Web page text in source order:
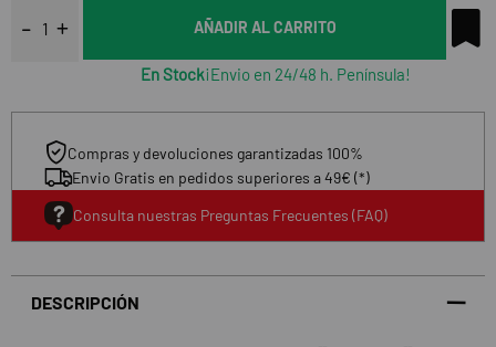
AÑADIR AL CARRITO
En Stock¡Envio en 24/48 h. Península!
Compras y devoluciones garantizadas 100%
Envio Gratis en pedidos superiores a 49€ (*)
Consulta nuestras Preguntas Frecuentes (FAQ)
DESCRIPCIÓN